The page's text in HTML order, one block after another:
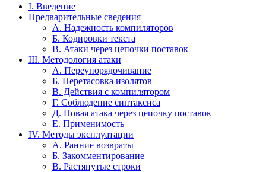
I. Введение
Предварительные сведения
A. Надежность компиляторов
Б. Кодировки текста
В. Атаки через цепочки поставок
III. Методология атаки
А. Переупорядочивание
Б. Перетасовка изолятов
В. Действия с компилятором
Г. Соблюдение синтаксиса
Д. Новая атака через цепочку поставок
Е. Применимость
IV. Методы эксплуатации
А. Ранние возвраты
Б. Закомментирование
В. Растянутые строки